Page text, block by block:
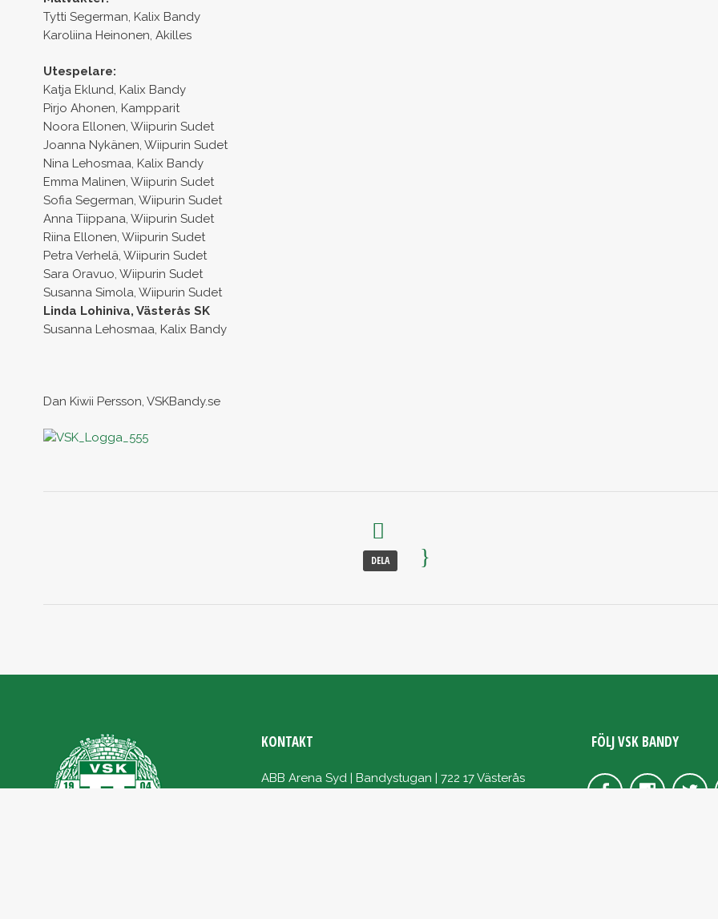
Tytti Segerman, Kalix Bandy
Karoliina Heinonen, Akilles
Utespelare:
Katja Eklund, Kalix Bandy
Pirjo Ahonen, Kampparit
Noora Ellonen, Wiipurin Sudet
Joanna Nykänen, Wiipurin Sudet
Nina Lehosmaa, Kalix Bandy
Emma Malinen, Wiipurin Sudet
Sofia Segerman, Wiipurin Sudet
Anna Tiippana, Wiipurin Sudet
Riina Ellonen, Wiipurin Sudet
Petra Verhelä, Wiipurin Sudet
Sara Oravuo, Wiipurin Sudet
Susanna Simola, Wiipurin Sudet
Linda Lohiniva, Västerås SK
Susanna Lehosmaa, Kalix Bandy
Dan Kiwii Persson, VSKBandy.se
DELA
KONTAKT
ABB Arena Syd | Bandystugan | 722 17 Västerås
FÖLJ VSK BANDY